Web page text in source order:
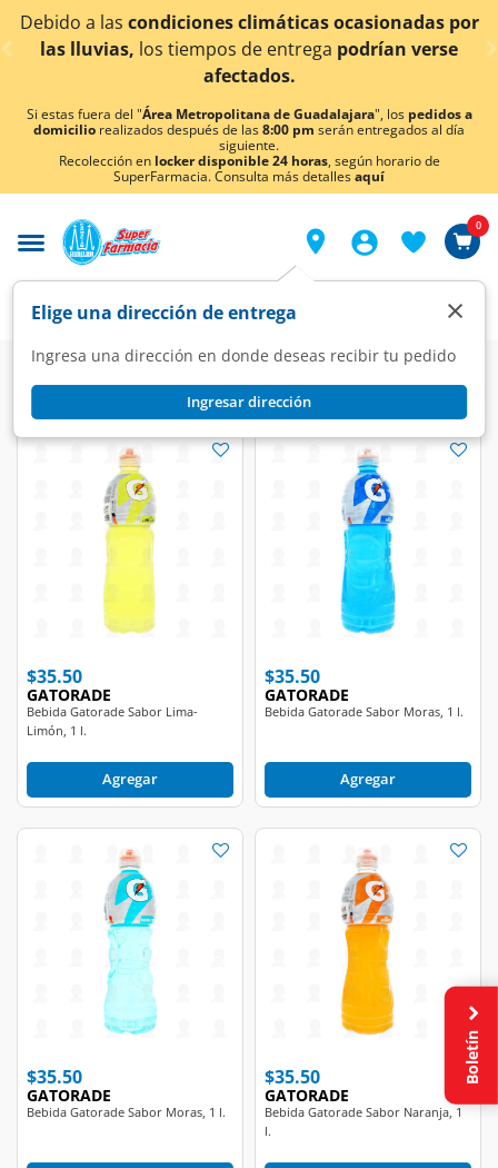
< div class="carousel-inner">
Debido a las condiciones climáticas ocasionadas por
las lluvias,los tiempos de entregapodrían verse
afectados.
Si estas fuera del "Área Metropolitana de Guadalajara", los pedidos a
domicilio realizados después de las8:00 pm serán entregados al día
siguiente.
Recolección en locker disponible 24 horas, según horario de
SuperFarmacia. Consulta más detallesaquí
Elige una dirección de entrega
Ingresa una dirección en donde deseas recibir tu pedido
Ingresar dirección
×
0
(6 productos)
$35.50
GATORADE
Bebida Gatorade Sabor Lima-
Limón, 1 l.
Agregar
$35.50
GATORADE
Bebida Gatorade Sabor Moras, 1 l.
Agregar
$35.50
GATORADE
Bebida Gatorade Sabor Moras, 1 l.
$35.50
GATORADE
Bebida Gatorade Sabor Naranja, 1
l.
Boletín